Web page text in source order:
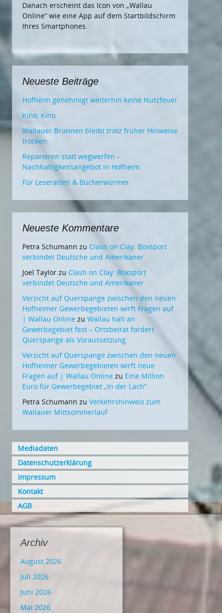
Danach erscheint das Icon von „Wallau
Online“ wie eine App auf dem Startbildschirm
Ihres Smartphones.
Neueste Beiträge
Hofheim genehmigt weiterhin keine Nutzfeuer
Kino, Kino
Wallauer Brunnen bleibt trotz früher Hinweise
trocken
Reparieren statt wegwerfen –
Nachhaltigkeitsangebot in Hofheim
Für Leseratten & Bücherwürmer
Neueste Kommentare
Petra Schumann zu Clash on Clay: Boxsport
verbindet Deutsche und Amerikaner
Joel Taylor zu Clash on Clay: Boxsport
verbindet Deutsche und Amerikaner
Verzicht auf Querspange zwischen den neuen
Hofheimer Gewerbegebieten wirft Fragen auf
| Wallau Online zu Wallau hält an
Gewerbegebiet fest – Ortsbeirat fordert
Querspange als Voraussetzung
Verzicht auf Querspange zwischen den neuen
Hofheimer Gewerbegebieten wirft neue
Fragen auf | Wallau Online zu Eine Million
Euro für Gewerbegebiet „In der Lach“
Petra Schumann zu Verkehrshinweis zum
Wallauer Mittsommerlauf
Mediadaten
Datenschutzerklärung
Impressum
Kontakt
AGB
Archiv
August 2026
Juli 2026
Juni 2026
Mai 2026